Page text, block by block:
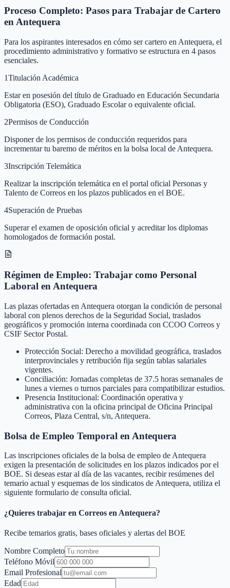
Proceso Completo: Pasos para Trabajar de Cartero
en Antequera
Para los aspirantes interesados en cómo ser cartero en Antequera, el
procedimiento administrativo y formativo se estructura en 4 pasos
esenciales.
1Titulación Académica
Estar en posesión del título de Graduado en Educación Secundaria
Obligatoria (ESO), Graduado Escolar o equivalente oficial.
2Permisos de Conducción
Disponer de los permisos de conducción requeridos para
incrementar tu baremo de méritos en la bolsa local de Antequera.
3Inscripción Telemática
Realizar la inscripción telemática en el portal oficial Personas y
Talento de Correos en los plazos publicados en el BOE.
4Superación de Pruebas
Superar el examen de oposición oficial y acreditar los diplomas
homologados de formación postal.
Régimen de Empleo: Trabajar como Personal
Laboral en Antequera
Las plazas ofertadas en Antequera otorgan la condición de personal
laboral con plenos derechos de la Seguridad Social, traslados
geográficos y promoción interna coordinada con CCOO Correos y
CSIF Sector Postal.
Protección Social: Derecho a movilidad geográfica, traslados
interprovinciales y retribución fija según tablas salariales
vigentes.
Conciliación: Jornadas completas de 37.5 horas semanales de
lunes a viernes o turnos parciales para compatibilizar estudios.
Presencia Institucional: Coordinación operativa y
administrativa con la oficina principal de Oficina Principal
Correos, Plaza Central, s/n, Antequera.
Bolsa de Empleo Temporal en Antequera
Las inscripciones oficiales de la bolsa de empleo deAntequera
exigen la presentación de solicitudes en los plazos indicados por el
BOE. Si deseas estar al día de las vacantes, recibir resúmenes del
temario actual y esquemas de los sindicatos deAntequera, utiliza el
siguiente formulario de consulta oficial.
¿Quieres trabajar en Correos en Antequera?
Recibe temarios gratis, bases oficiales y alertas del BOE
Nombre Completo
Teléfono Móvil
Email Profesional
Edad